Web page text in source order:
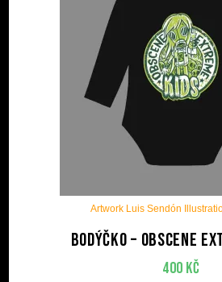
Artwork Luis Sendón
Bodýčko – Obscene
400 Kč